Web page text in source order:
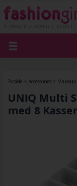
Forside » Accessories»
UNIQ Multi
med 8